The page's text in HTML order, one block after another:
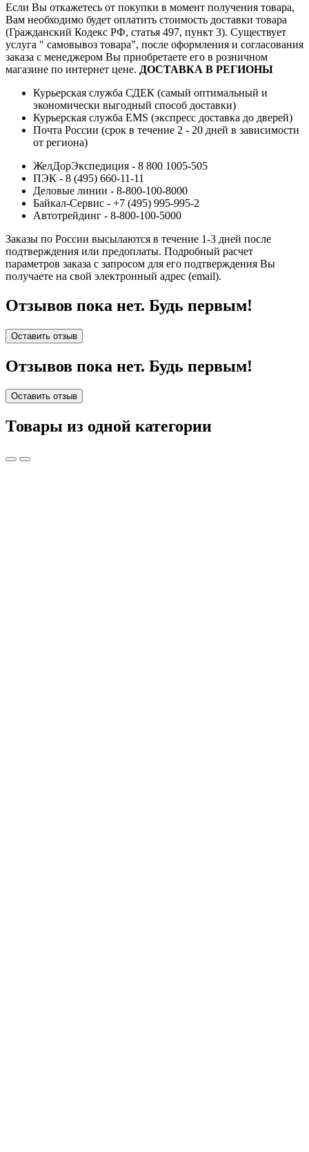
Если Вы откажетесь от покупки в момент получения товара,
Вам необходимо будет оплатить стоимость доставки товара
(Гражданский Кодекс РФ, статья 497, пункт 3). Существует
услуга " самовывоз товара", после оформления и согласования
заказа с менеджером Вы приобретаете его в розничном
магазине по интернет цене. ДОСТАВКА В РЕГИОНЫ
Курьерская служба СДЕК (самый оптимальный и
экономически выгодный способ доставки)
Курьерская служба EMS (экспресс доставка до дверей)
Почта России (срок в течение 2 - 20 дней в зависимости
от региона)
ЖелДорЭкспедиция - 8 800 1005-505
ПЭК - 8 (495) 660-11-11
Деловые линии - 8-800-100-8000
Байкал-Сервис - +7 (495) 995-995-2
Автотрейдинг - 8-800-100-5000
Заказы по России высылаются в течение 1-3 дней после
подтверждения или предоплаты. Подробный расчет
параметров заказа с запросом для его подтверждения Вы
получаете на свой электронный адрес (email).
Отзывов пока нет. Будь первым!
Оставить отзыв
Отзывов пока нет. Будь первым!
Оставить отзыв
Товары из одной категории